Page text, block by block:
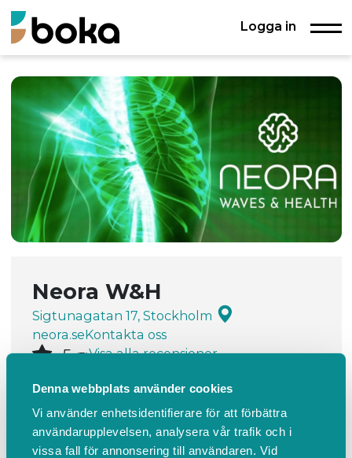
Denna webbplats använder cookies
Vi använder enhetsidentifierare för att förbättra
användarupplevelsen, analysera vår trafik och i
vissa fall för annonsering till användaren. Vid
Logga in
Neora W&H
Sigtunagatan 17, Stockholm
neora.seKontakta oss
5 (3)Visa alla recensioner
Effektiv lindring av:
- Akut smä...
Läs mer